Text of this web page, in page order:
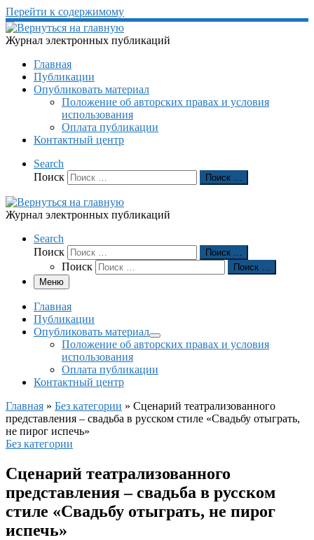
Перейти к содержимому
Журнал электронных публикаций
Главная
Публикации
Опубликовать материал
Положение об авторских правах и условия
использования
Оплата публикации
Контактный центр
Search
Поиск
Поиск …
Журнал электронных публикаций
Search
Поиск
Поиск …
Поиск
Поиск …
Меню
Главная
Публикации
Опубликовать материал
Положение об авторских правах и условия
использования
Оплата публикации
Контактный центр
Главная » Без категории » Сценарий театрализованного
представления – свадьба в русском стиле «Свадьбу отыграть,
не пирог испечь»
Без категории
Сценарий театрализованного
представления – свадьба в русском
стиле «Свадьбу отыграть, не пирог
испечь»